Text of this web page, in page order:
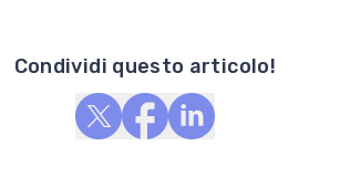
Condividi questo articolo!